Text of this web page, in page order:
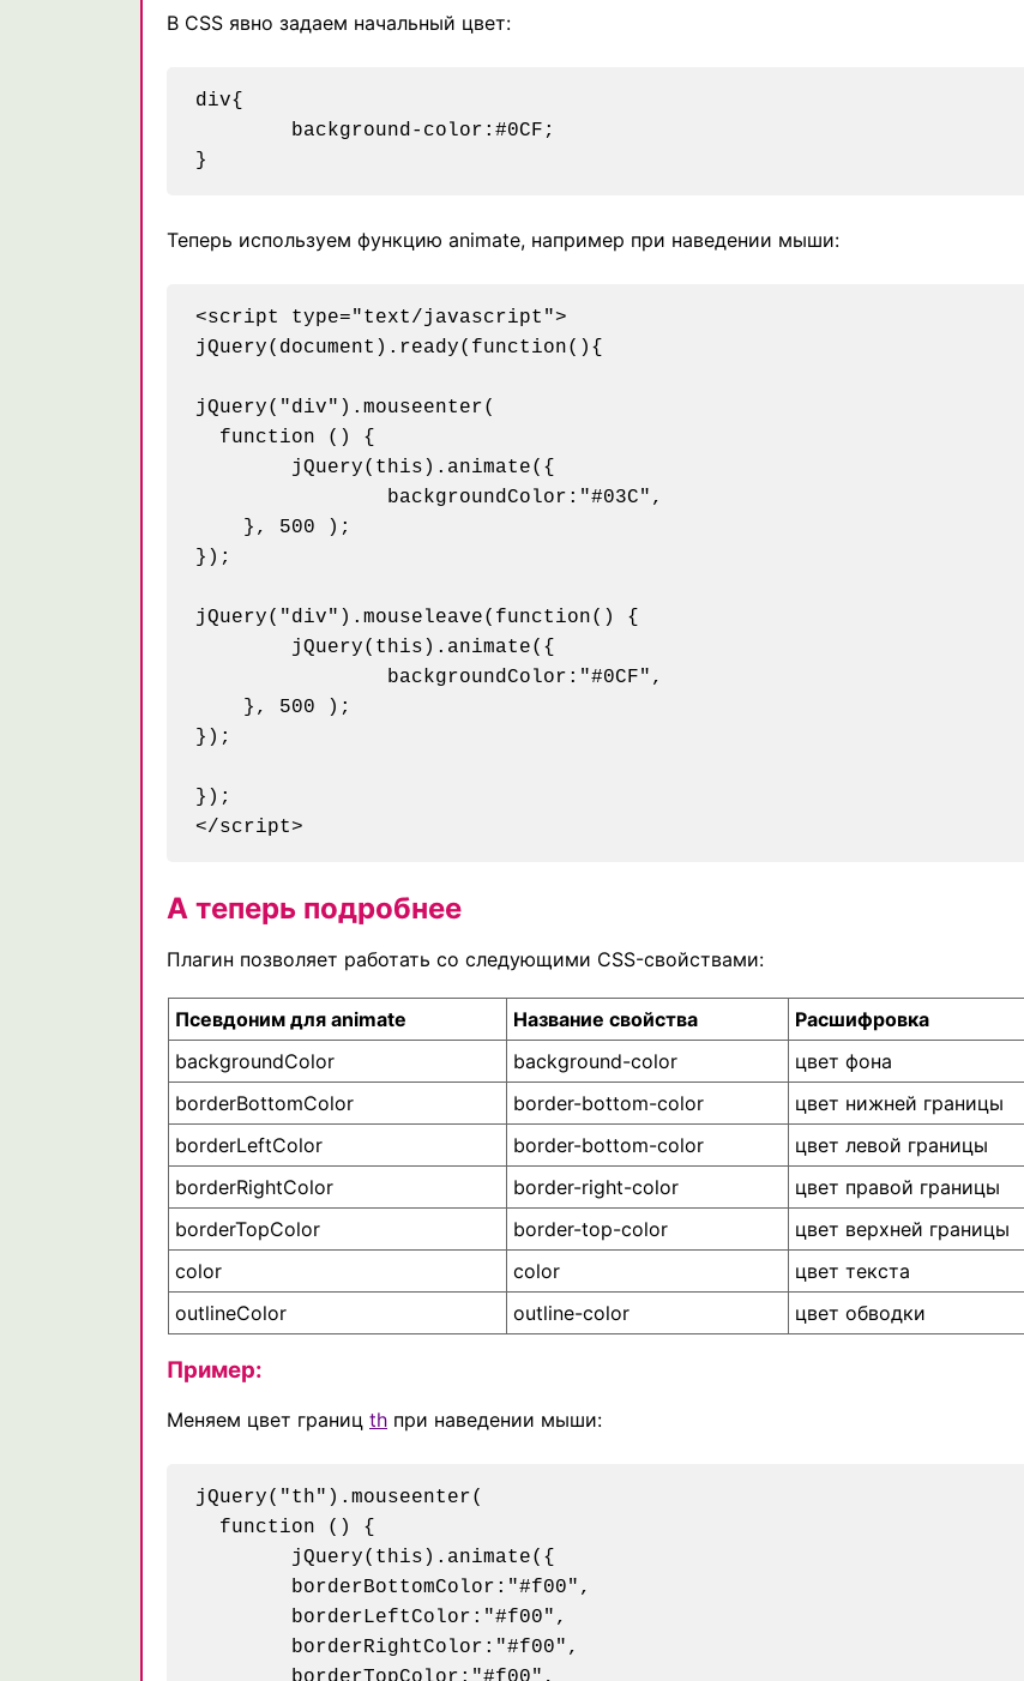
В CSS явно задаем начальный цвет:
div{
Теперь используем функцию animate, например при наведении мыши:
<script type="text/javascript">
jQuery(document).ready(function(){
jQuery("div").mouseenter(
  function () {
    }, 500 );
});
jQuery("div").mouseleave(function() {
    }, 500 );
});
});
А теперь подробнее
Плагин позволяет работать со следующими CSS-свойствами:
Псевдоним для animate Название свойства
Расшифровка
backgroundColor
background-color
цвет фона
borderBottomColor
border-bottom-color
цвет нижней границы
borderLeftColor
border-bottom-color
цвет левой границы
borderRightColor
border-right-color
цвет правой границы
borderTopColor
border-top-color
цвет верхней границы
color
color
цвет текста
outlineColor
outline-color цвет обводки
Пример:
Меняем цвет границ th при наведении мыши:
jQuery("th").mouseenter(
  function () {